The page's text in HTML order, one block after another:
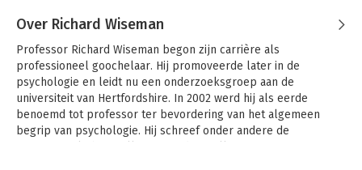
Over Richard Wiseman
Professor Richard Wiseman begon zijn carrière als
professioneel goochelaar. Hij promoveerde later in de
psychologie en leidt nu een onderzoeksgroep aan de
universiteit van Hertfordshire. In 2002 werd hij als eerde
benoemd tot professor ter bevordering van het algemeen
begrip van psychologie. Hij schreef onder andere de